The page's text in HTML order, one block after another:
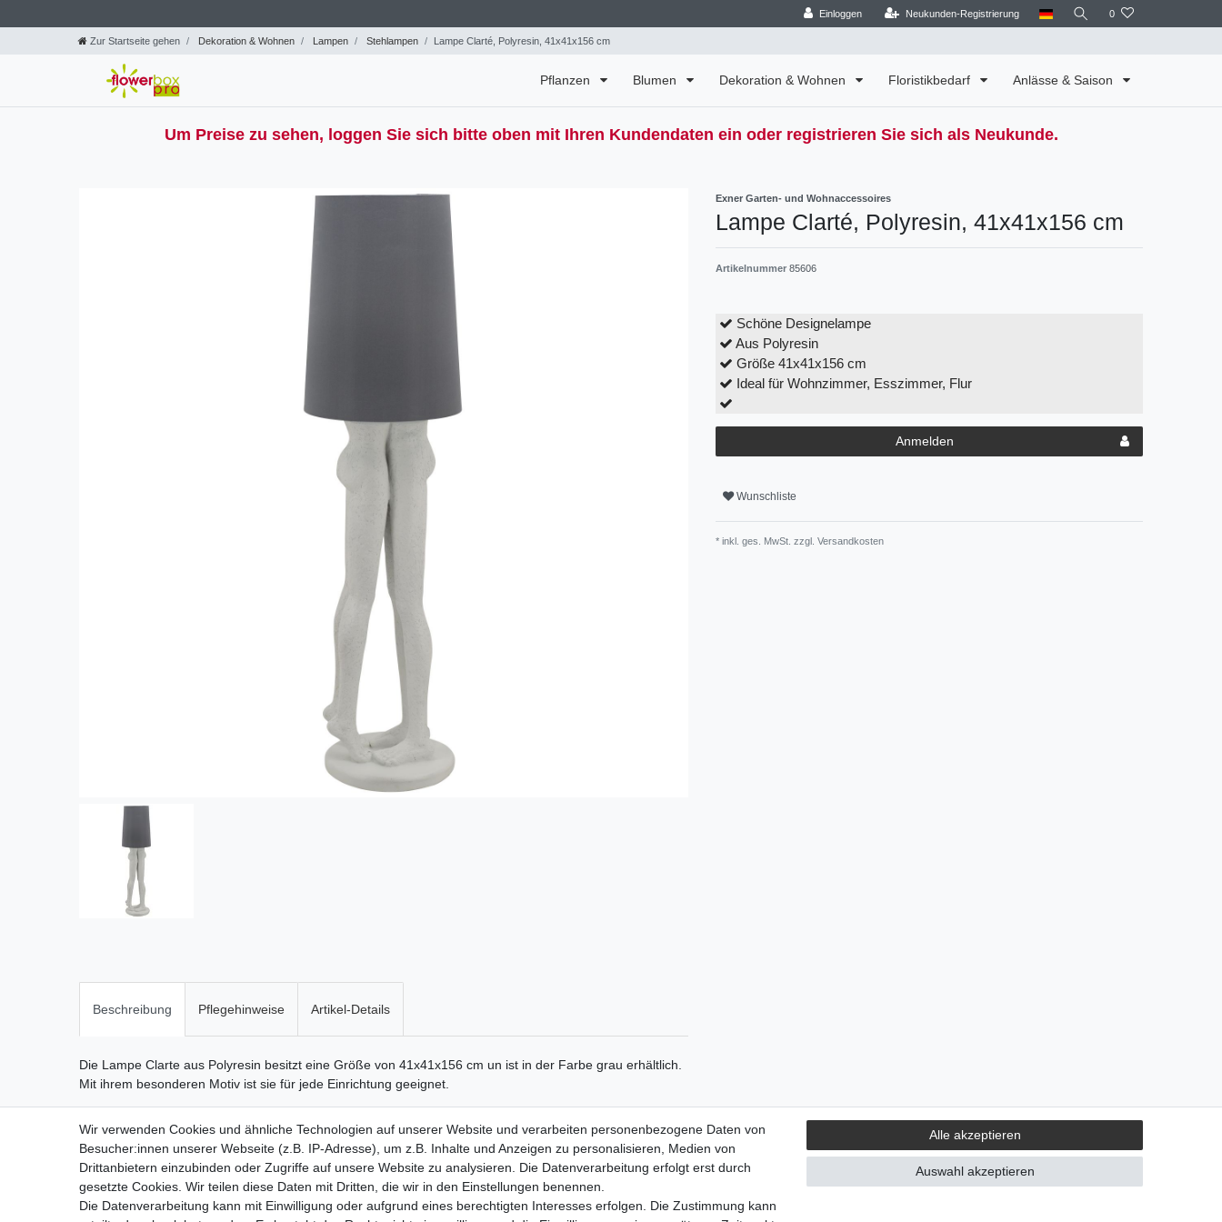
Einloggen Neukunden-Registrierung 0
Zur Startseite gehen Dekoration & Wohnen Lampen Stehlampen Lampe Clarté, Polyresin, 41x41x156 cm
Pflanzen Blumen Dekoration & Wohnen Floristikbedarf Anlässe & Saison
Um Preise zu sehen, loggen Sie sich bitte oben mit Ihren Kundendaten ein oder registrieren Sie sich als Neukunde.
Exner Garten- und Wohnaccessoires
Lampe Clarté, Polyresin, 41x41x156 cm
Artikelnummer 85606
Schöne Designelampe
Aus Polyresin
Größe 41x41x156 cm
Ideal für Wohnzimmer, Esszimmer, Flur
Anmelden
Wunschliste
* inkl. ges. MwSt. zzgl. Versandkosten
Beschreibung Pflegehinweise Artikel-Details
Die Lampe Clarte aus Polyresin besitzt eine Größe von 41x41x156 cm un ist in der Farbe grau erhältlich.
Mit ihrem besonderen Motiv ist sie für jede Einrichtung geeignet.
Widerrufs­recht Widerrufs­formular Impressum Daten­schutz­erklärung AGB
Wir verwenden Cookies und ähnliche Technologien auf unserer Website und verarbeiten personenbezogene Daten von
Besucher:innen unserer Webseite (z.B. IP-Adresse), um z.B. Inhalte und Anzeigen zu personalisieren, Medien von
Drittanbietern einzubinden oder Zugriffe auf unsere Website zu analysieren. Die Datenverarbeitung erfolgt erst durch
gesetzte Cookies. Wir teilen diese Daten mit Dritten, die wir in den Einstellungen benennen.
Die Datenverarbeitung kann mit Einwilligung oder aufgrund eines berechtigten Interesses erfolgen. Die Zustimmung kann
Alle akzeptieren
Auswahl akzeptieren